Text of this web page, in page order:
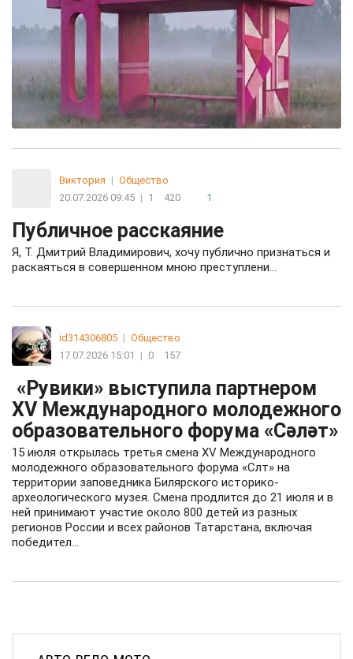
Виктория | Общество
20.07.2026 09:45 | 1 420 1
Публичное расскаяние
Я, Т. Дмитрий Владимирович, хочу публично признаться и
раскаяться в совершенном мною преступлени…
id314306805 | Общество
17.07.2026 15:01
| 0 157
«Рувики» выступила партнером
XV Международного молодежного
образовательного форума «Сәләт»
15 июля открылась третья смена XV Международного
молодежного образовательного форума «Слт» на
территории заповедника Билярского историко-
археологического музея. Смена продлится до 21 июля и в
ней принимают участие около 800 детей из разных
регионов России и всех районов Татарстана, включая
победител...